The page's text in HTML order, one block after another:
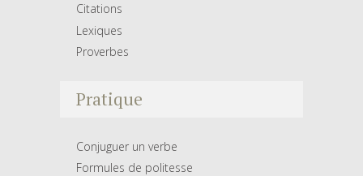
Citations
Lexiques
Proverbes
Pratique
Conjuguer un verbe
Formules de politesse